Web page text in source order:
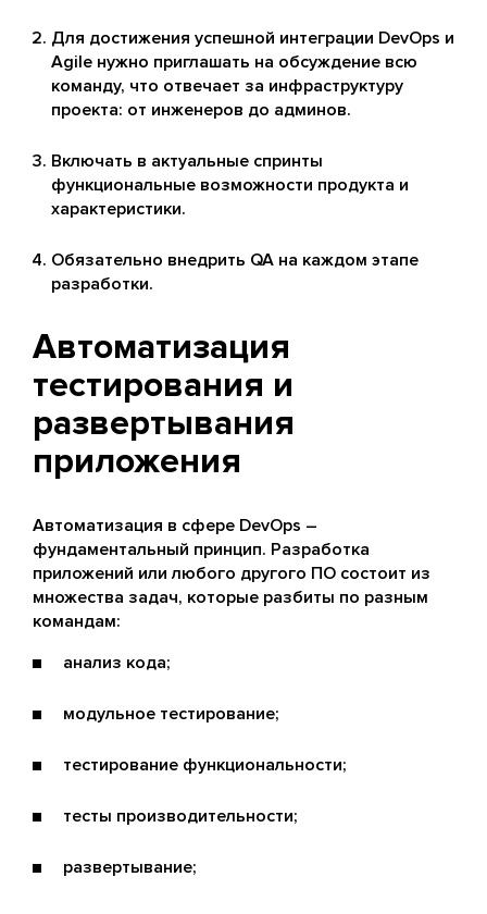
Для достижения успешной интеграции DevOps и
Agile нужно приглашать на обсуждение всю
команду, что отвечает за инфраструктуру
проекта: от инженеров до админов.
Включать в актуальные спринты
функциональные возможности продукта и
характеристики.
Обязательно внедрить QA на каждом этапе
разработки.
Автоматизация
тестирования и
развертывания
приложения
Автоматизация в сфере DevOps –
фундаментальный принцип. Разработка
приложений или любого другого ПО состоит из
множества задач, которые разбиты по разным
командам:
анализ кода;
модульное тестирование;
тестирование функциональности;
тесты производительности;
развертывание;